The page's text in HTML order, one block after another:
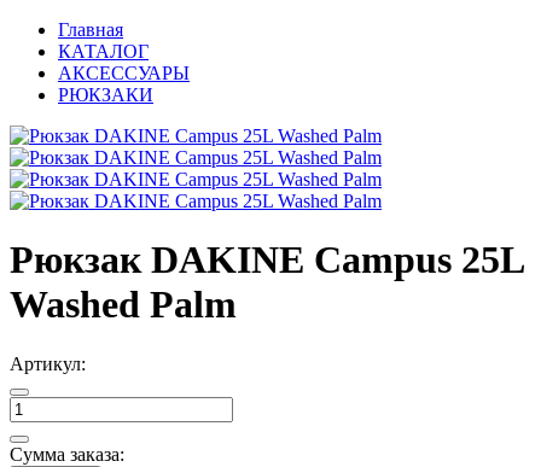
Главная
КАТАЛОГ
АКСЕССУАРЫ
РЮКЗАКИ
Рюкзак DAKINE Campus 25L
Washed Palm
Артикул:
Сумма заказа: